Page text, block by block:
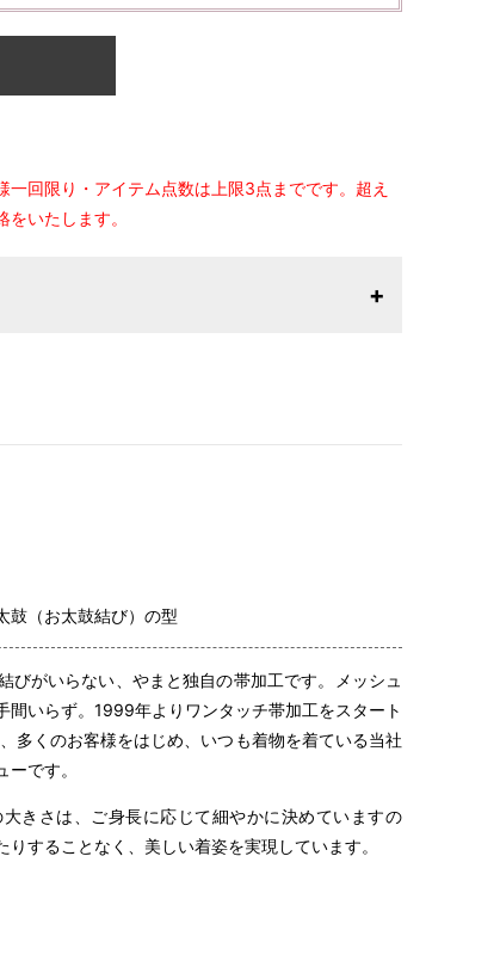
一回限り・アイテム点数は上限3点までです。超え
いたします。
鼓（お太鼓結び）の型
びがいらない、やまと独自の帯加工です。メッシュ
間いらず。1999年よりワンタッチ帯加工をスタート
多くのお客様をはじめ、いつも着物を着ている当社
です。
きさは、ご身長に応じて細やかに決めていますの
することなく、美しい着姿を実現しています。